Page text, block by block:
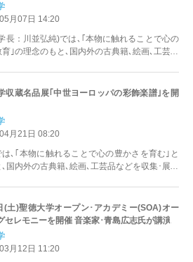
月07日 14:20
：川並弘純)では､｢本物に触れることで心の
｣の理念のもと､国内外の古典籍､絵画､工芸品
収蔵名品展｢中世ヨーロッパの彩飾楽譜｣を開
月21日 08:20
､｢本物に触れることで心の豊かさを育む｣と
国内外の古典籍､絵画､工芸品などを収集･展示
(土)聖徳大学オープン･アカデミー(SOA)オー
セレモニーを開催 音楽家･青島広志氏が講演
月12日 11:20